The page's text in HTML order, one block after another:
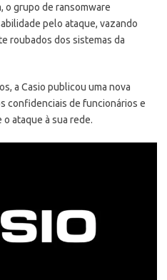
o grupo de ransomware
pelo ataque, vazando
roubados dos sistemas da
a Casio publicou uma nova
confidenciais de funcionários e
ataque à sua rede.